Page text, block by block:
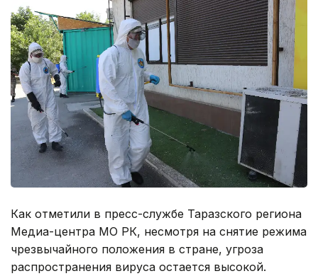
Как отметили в пресс-службе Таразского региона
Медиа-центра МО РК, несмотря на снятие режима
чрезвычайного положения в стране, угроза
распространения вируса остается высокой.